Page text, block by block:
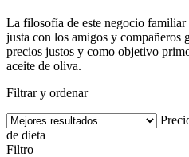
La filosofía de este negocio
justa con los amigos y compañeros
precios justos y como objetivo
aceite de oliva.
Filtrar y ordenar
de dieta
Filtro